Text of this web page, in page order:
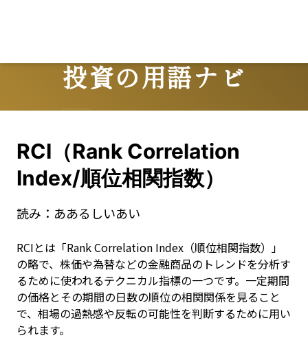
投資の用語ナビ
Terms
RCI（Rank Correlation
Index/順位相関指数）
読み： ああるしいあい
RCIとは「Rank Correlation Index（順位相関指数）」
の略で、株価や為替などの金融商品のトレンドを分析す
るために使われるテクニカル指標の一つです。一定期間
の価格とその期間の日数の順位の相関関係を見ること
で、相場の過熱感や反転の可能性を判断するために用い
られます。